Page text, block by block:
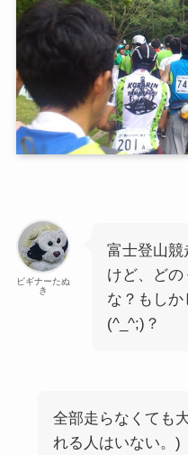
ビギナーたぬ
き
富士登山競
けど、ど
な？もしか
(^_^;)？
全部走らなくても
れる人はいない。)